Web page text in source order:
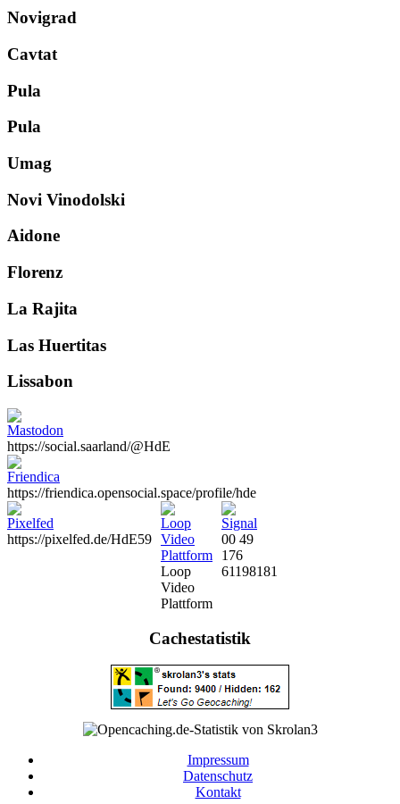
Novigrad
Cavtat
Pula
Pula
Umag
Novi Vinodolski
Aidone
Florenz
La Rajita
Las Huertitas
Lissabon
Previous
Next
https://social.saarland/@HdE
https://friendica.opensocial.space/profile/hde
https://pixelfed.de/HdE59
Loop
Video
Plattform
00 49
176
61198181
Cachestatistik
Impressum
Datenschutz
Kontakt